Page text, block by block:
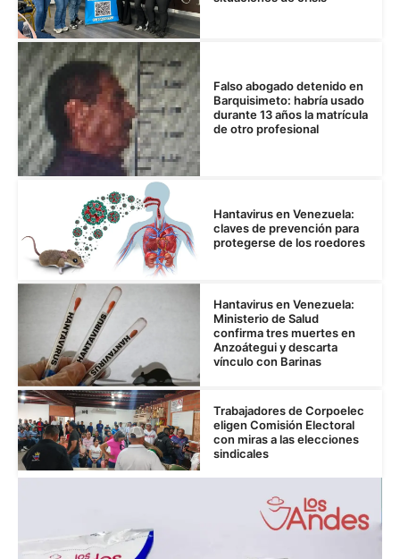
Falso abogado detenido en
Barquisimeto: habría usado
durante 13 años la matrícula
de otro profesional
Hantavirus en Venezuela:
claves de prevención para
protegerse de los roedores
Hantavirus en Venezuela:
Ministerio de Salud
confirma tres muertes en
Anzoátegui y descarta
vínculo con Barinas
Trabajadores de Corpoelec
eligen Comisión Electoral
con miras a las elecciones
sindicales